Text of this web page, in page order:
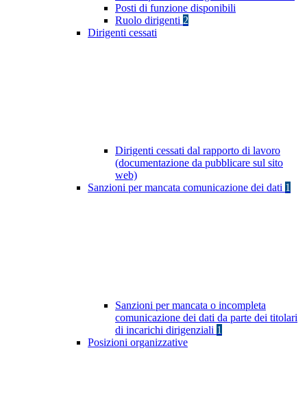
Posti di funzione disponibili
Ruolo dirigenti 2
Dirigenti cessati
Dirigenti cessati dal rapporto di lavoro
(documentazione da pubblicare sul sito
web)
Sanzioni per mancata comunicazione dei dati 1
Sanzioni per mancata o incompleta
comunicazione dei dati da parte dei titolari
di incarichi dirigenziali 1
Posizioni organizzative